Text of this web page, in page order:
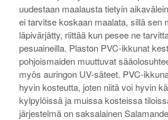
uudestaan maalausta tietyin
ei tarvitse koskaan maalata, sillä sen
läpivärjätty, riittää kun pesee ne
pesuaineilla. Plaston PVC-ikkunat
pohjoismaiden muuttuvat
myös auringon UV-säteet. PVC-
hyvin kosteutta, joten niitä voi hyvin
kylpylöissä ja muissa kosteissa
järjestelmä on saksalainen